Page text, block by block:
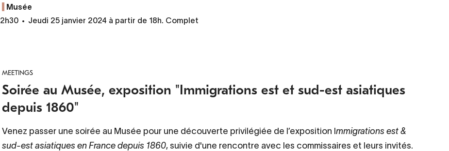
Musée
2h30
Jeudi 25 janvier 2024 à partir de 18h. Complet
MEETINGS
Soirée au Musée, exposition "Immigrations est et sud-est asiatiques
depuis 1860"
Venez passer une soirée au Musée pour une découverte privilégiée de l’exposition Immigrations est &
sud-est asiatiques en France depuis 1860, suivie d'une rencontre avec les commissaires et leurs invités.